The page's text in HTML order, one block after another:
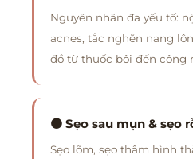
Nguyên nhân đa yếu tố:
acnes, tắc nghẽn nang
đồ từ thuốc bôi đến công
🟤 Sẹo sau mụn & sẹo
Sẹo lõm, sẹo thâm hình